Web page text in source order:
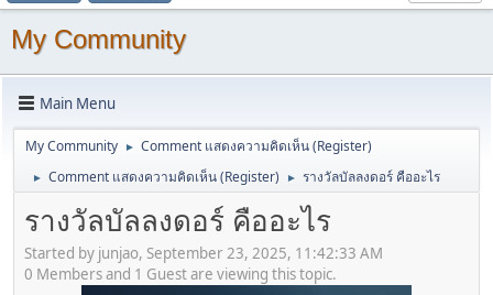
My Community
Main Menu
My Community ► Comment แสดงความคิดเห็น (Register)
► Comment แสดงความคิดเห็น (Register) ► รางวัลบัลลงดอร์ คืออะไร
รางวัลบัลลงดอร์ คืออะไร
Started by junjao, September 23, 2025, 11:42:33 AM
0 Members and 1 Guest are viewing this topic.